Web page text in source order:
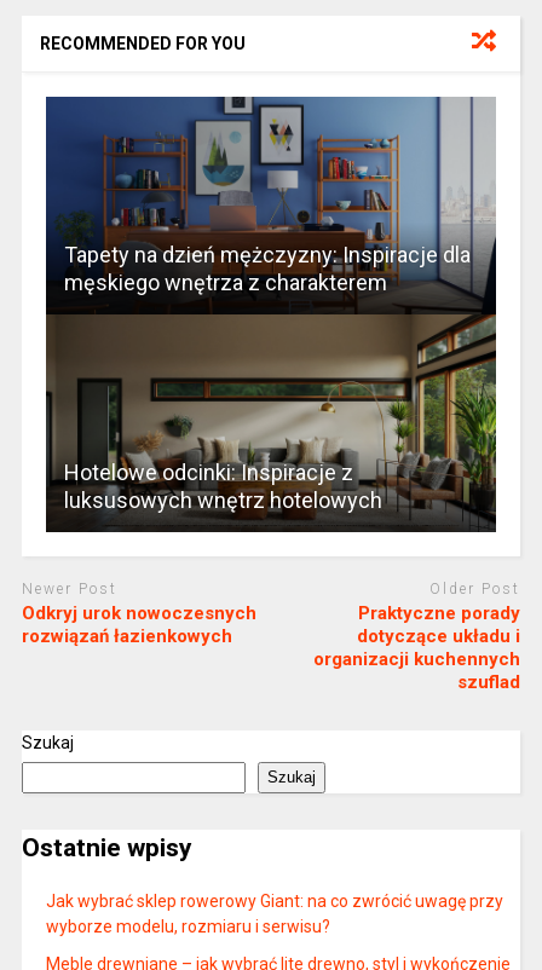
RECOMMENDED FOR YOU
Tapety na dzień mężczyzny: Inspiracje dla
męskiego wnętrza z charakterem
Hotelowe odcinki: Inspiracje z
luksusowych wnętrz hotelowych
Newer Post
Odkryj urok nowoczesnych
rozwiązań łazienkowych
Older Post
Praktyczne porady
dotyczące układu i
organizacji kuchennych
szuflad
Szukaj
Szukaj
Ostatnie wpisy
Jak wybrać sklep rowerowy Giant: na co zwrócić uwagę przy
wyborze modelu, rozmiaru i serwisu?
Meble drewniane – jak wybrać lite drewno, styl i wykończenie